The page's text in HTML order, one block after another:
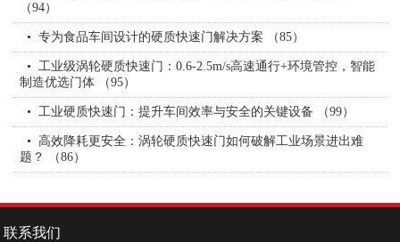
（94）
专为食品车间设计的硬质快速门解决方案 （85）
工业级涡轮硬质快速门：0.6-2.5m/s高速通行+环境管控，智能
制造优选门体 （95）
工业硬质快速门：提升车间效率与安全的关键设备​ （99）
高效降耗更安全：涡轮硬质快速门如何破解工业场景进出难
题？ （86）
联系我们